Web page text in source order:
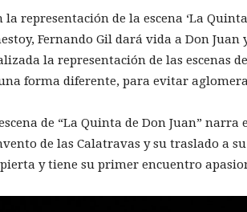
la representación de la escena ‘La
Fernando Gil dará vida a Don
la representación de las escenas
forma diferente, para evitar
de “La Quinta de Don Juan” narra
de las Calatravas y su traslado a
y tiene su primer encuentro